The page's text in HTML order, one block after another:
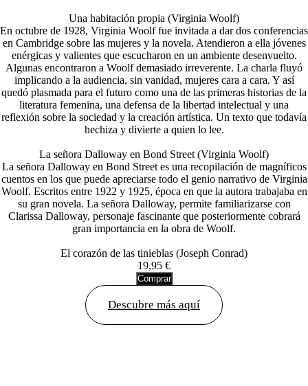
Una habitación propia (Virginia Woolf)
En octubre de 1928, Virginia Woolf fue invitada a dar dos conferencias
en Cambridge sobre las mujeres y la novela. Atendieron a ella jóvenes
enérgicas y valientes que escucharon en un ambiente desenvuelto.
Algunas encontraron a Woolf demasiado irreverente. La charla fluyó
implicando a la audiencia, sin vanidad, mujeres cara a cara. Y así
quedó plasmada para el futuro como una de las primeras historias de la
literatura femenina, una defensa de la libertad intelectual y una
reflexión sobre la sociedad y la creación artística. Un texto que todavía
hechiza y divierte a quien lo lee.
La señora Dalloway en Bond Street (Virginia Woolf)
La señora Dalloway en Bond Street es una recopilación de magníficos
cuentos en los que puede apreciarse todo el genio narrativo de Virginia
Woolf. Escritos entre 1922 y 1925, época en que la autora trabajaba en
su gran novela. La señora Dalloway, permite familiarizarse con
Clarissa Dalloway, personaje fascinante que posteriormente cobrará
gran importancia en la obra de Woolf.
El corazón de las tinieblas (Joseph Conrad)
19,95 €
Comprar
Descubre más aquí